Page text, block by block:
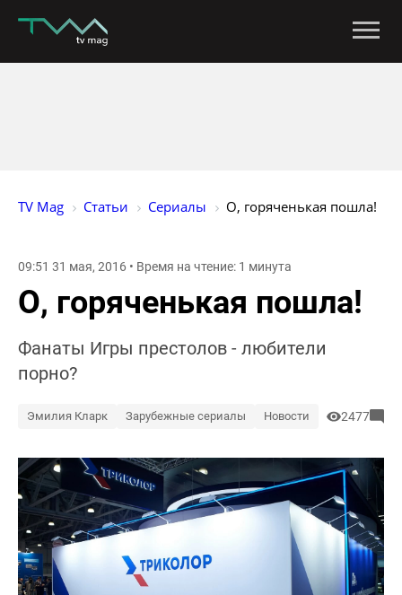
TV Mag Статьи Сериалы О, горяченькая пошла!
09:51 31 мая, 2016 • Время на чтение: 1 минута
О, горяченькая пошла!
Фанаты Игры престолов - любители
порно?
Эмилия Кларк Зарубежные сериалы Новости 2477